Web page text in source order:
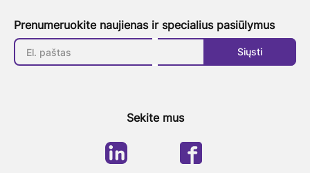
Prenumeruokite naujienas ir specialius pasiūlymus
Siųsti
Sekite mus